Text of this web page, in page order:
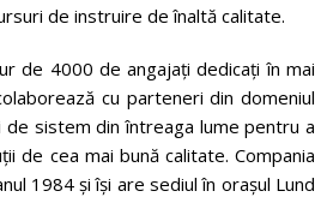
de instruire de înaltă calitate.
de 4000 de angajați dedicați în mai
cu parteneri din domeniul
sistem din întreaga lume pentru a
de cea mai bună calitate. Compania
1984 și își are sediul în orașul Lund